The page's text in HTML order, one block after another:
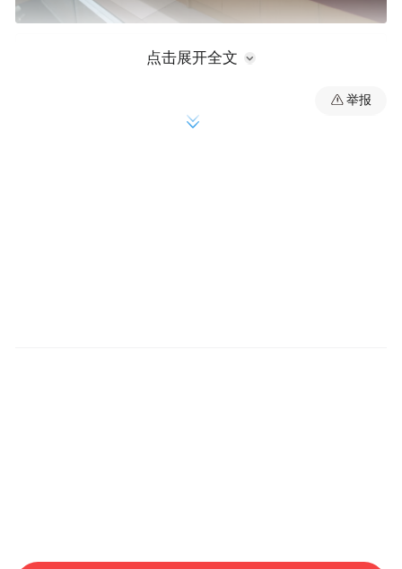
点击展开全文
举报